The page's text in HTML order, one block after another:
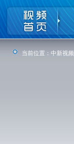
当前位置： 中新视频